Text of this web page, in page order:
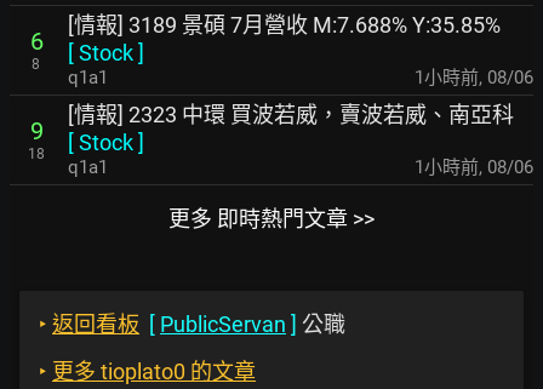
6
8
[情報] 3189 景碩 7月營收 M:7.688% Y:35.85%
[Stock]
q1a1 1小時前, 08/06
9
18
[情報] 2323 中環 買波若威，賣波若威、南亞科
[Stock]
q1a1 1小時前, 08/06
更多 即時熱門文章 >>
‣ 返回看板 [ PublicServan ] 公職
‣ 更多 tioplato0 的文章